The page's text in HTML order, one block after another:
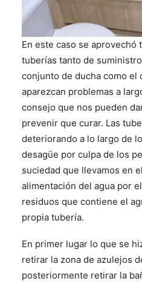
En este caso se aprovechó
tuberías tanto de
conjunto de ducha como el
aparezcan problemas a
consejo que nos pueden
prevenir que curar. Las
deteriorando a lo largo de
desagüe por culpa de los
suciedad que llevamos en
alimentación del agua por
residuos que contiene el
propia tubería.
En primer lugar lo que se
retirar la zona de azulejos
posteriormente retirar la